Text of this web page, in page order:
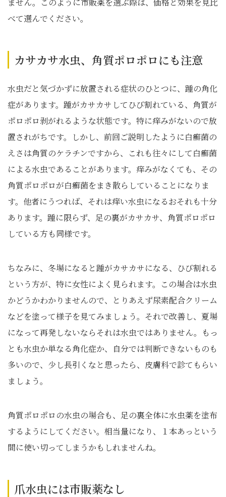
べて選んでください。
カサカサ水虫、角質ポロポロにも注意
水虫だと気づかずに放置される症状のひとつに、踵の角化
症があります。踵がカサカサしてひび割れている、角質が
ポロポロ剥がれるような状態です。特に痒みがないので放
置されがちです。しかし、前回ご説明したように白癬菌の
えさは角質のケラチンですから、これも往々にして白癬菌
による水虫であることがあります。痒みがなくても、その
角質ポロポロが白癬菌をまき散らしていることになりま
す。他者にうつれば、それは痒い水虫になるおそれも十分
あります。踵に限らず、足の裏がカサカサ、角質ポロポロ
している方も同様です。
ちなみに、冬場になると踵がカサカサになる、ひび割れる
という方が、特に女性によく見られます。この場合は水虫
かどうかわかりませんので、とりあえず尿素配合クリーム
などを塗って様子を見てみましょう。それで改善し、夏場
になって再発しないならそれは水虫ではありません。もっ
とも水虫か単なる角化症か、自分では判断できないものも
多いので、少し長引くなと思ったら、皮膚科で診てもらい
ましょう。
角質ポロポロの水虫の場合も、足の裏全体に水虫薬を塗布
するようにしてください。相当量になり、１本あっという
間に使い切ってしまうかもしれませんね。
爪水虫には市販薬なし